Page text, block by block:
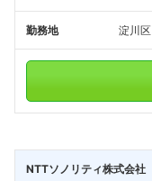
勤務地 淀川区
NTTソノリティ株式会社